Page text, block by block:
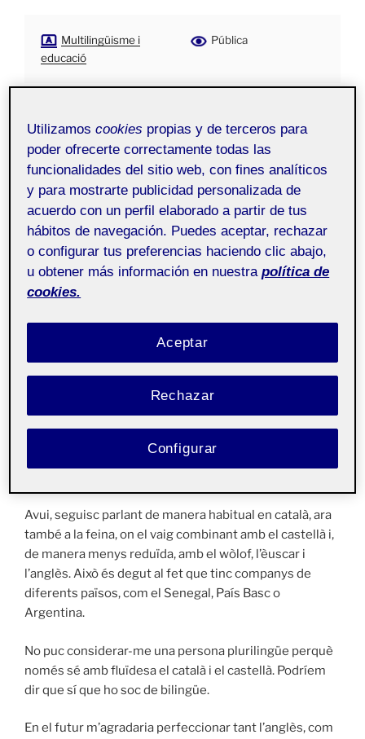
Multilingüisme i
educació
Pública
Vaig néixer a un poble del País Valencià anomenat El
Genovés. Allà, tant amb la família, com els amics i
també a l’escola, ens comunicàvem i estudiàvem en
valencià.
Encara que resulte una mica estrany, no vaig aprendre
a parlar castellà amb fluïdesa fins que vaig venir a
Barcelona i vaig començar a treballar a l’aeroport del
Prat, on gairebé tots els meus companys el parlaven. A
l’institut havia estudiat l’anglès, però quan tenia setze
anys vaig deixar els estudis i no havia tornat a entrar en
contacte directe amb ell fins a l’any passat que el vaig
estudiar ací a la UOC i al grau.
Així mateix, inevitablement havia tingut contacte amb
derivant de la globalització, tant als mitjans de
Avui, seguisc parlant de manera habitual en català, ara
també a la feina, on el vaig combinant amb el castellà i,
de manera menys reduïda, amb el wòlof, l’èuscar i
l’anglès. Això és degut al fet que tinc companys de
diferents països, com el Senegal, País Basc o
Argentina.
No puc considerar-me una persona plurilingüe perquè
només sé amb fluïdesa el català i el castellà. Podríem
dir que sí que ho soc de bilingüe.
En el futur m’agradaria perfeccionar tant l’anglès, com
Utilizamoscookies propias y de terceros para
poder ofrecerte correctamente todas las
funcionalidades del sitio web, con fines analíticos
y para mostrarte publicidad personalizada de
acuerdo con un perfil elaborado a partir de tus
hábitos de navegación. Puedes aceptar, rechazar
o configurar tus preferencias haciendo clic abajo,
u obtener más información en nuestra política de
cookies.
Rechazar
Aceptar
Configurar